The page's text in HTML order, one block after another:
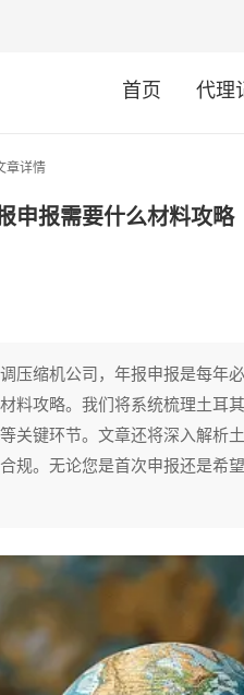
首页 代理
章详情
申报需要什么材料攻略
压缩机公司，年报申报是每年
料攻略。我们将系统梳理土耳
关键环节。文章还将深入解析
规。无论您是首次申报还是希